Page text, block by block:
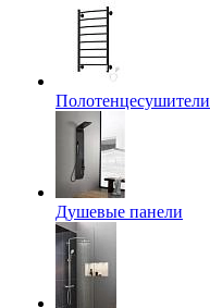
Полотенцесушители
Душевые панели